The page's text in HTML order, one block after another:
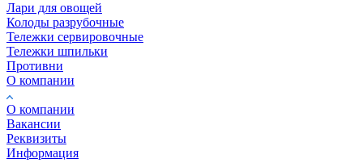
Лари для овощей
Колоды разрубочные
Тележки сервировочные
Тележки шпильки
Противни
О компании
О компании
Вакансии
Реквизиты
Информация